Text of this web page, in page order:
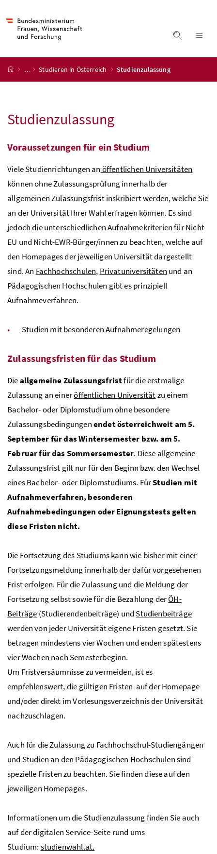
Suche
Startseite
… Studieren in Österreich Studienzulassung
Studienzulassung
Voraussetzungen für ein Studium
Viele Studienrichtungen an öffentlichen Universitäten
können ohne Zulassungsprüfung innerhalb der
allgemeinen Zulassungsfrist inskribiert werden, welche Sie
an der Universität Ihrer Wahl erfragen können. Es sind
jedoch die unterschiedlichen Aufnahmekriterien für Nicht
EU und Nicht-EWR-Bürger/innen zu beachten, welche auf
den Homepages der jeweiligen Universität dargestellt
sind. An Fachhochschulen, Privatuniversitäten und an
Pädagogischen Hochschulen gibt es prinzipiell
Aufnahmeverfahren.
Studien mit besonderen Aufnahmeregelungen
Zulassungsfristen für das Studium
Dieallgemeine Zulassungsfristfür die erstmalige
Zulassung an eineröffentlichen Universitätzu einem
Bachelor- oder Diplomstudium ohne besondere
Zulassungsbedingungenendet österreichweit am 5.
September für das Wintersemester bzw. am 5.
Februar für das Sommersemester. Diese allgemeine
Zulassungsfrist gilt nur für den Beginn bzw.den Wechsel
eines Bachelor- oder Diplomstudiums. FürStudien mit
Aufnahmeverfahren, besonderen
Aufnahmebedingungen oder Eignungstests gelten
diese Fristen nicht.
Die Fortsetzung des Studiums kann wie bisher mit einer
Fortsetzungsmeldung innerhalb der dafür vorgesehenen
Frist erfolgen. Für die Zulassung und die Meldung der
Fortsetzung selbst sowie für die Bezahlung derÖH-
Beiträge (Studierendenbeiträge) und Studienbeiträge
werden von jeder Universität eigene Fristen gesetzt. Sie
betragen mindestens vier Wochen und enden spätestens
vier Wochen nach Semesterbeginn.
Um Fristversäumnisse zu vermeiden, ist es
empfehlenswert, die gültigen Fristen auf der Homepage
und/oder direkt im Vorlesungsverzeichnis der Universität
nachzuschlagen.
Auch für die Zulassung zu Fachhochschul-Studiengängen
und Studien an den Pädagogischen Hochschulen sind
spezielle Fristen zu beachten. Sie finden diese auf den
jeweiligen Homepages.
Informationen um die Studienzulassung finden Sie auch
auf der digitalen Service-Seite rund ums
Studium: studienwahl.at.